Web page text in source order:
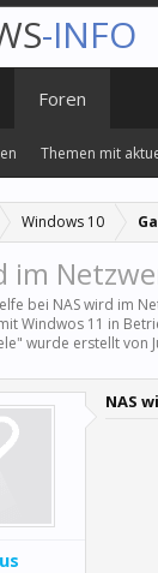
Windows 10
im
bei NAS wird im
Windwos 11 in
" wurde erstellt von
NAS
-INFO
Foren
Themen mit